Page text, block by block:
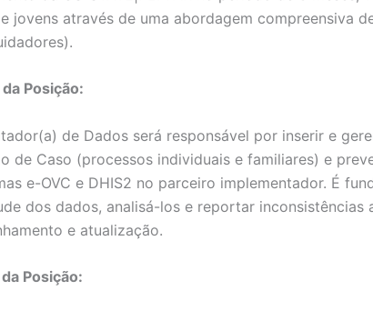
jovens através de uma abordagem compreensiva
Posição:
de Dados será responsável por inserir e
de Caso (processos individuais e familiares) e
e-OVC e DHIS2 no parceiro implementador. É
dos dados, analisá-los e reportar inconsistências
e atualização.
Posição: